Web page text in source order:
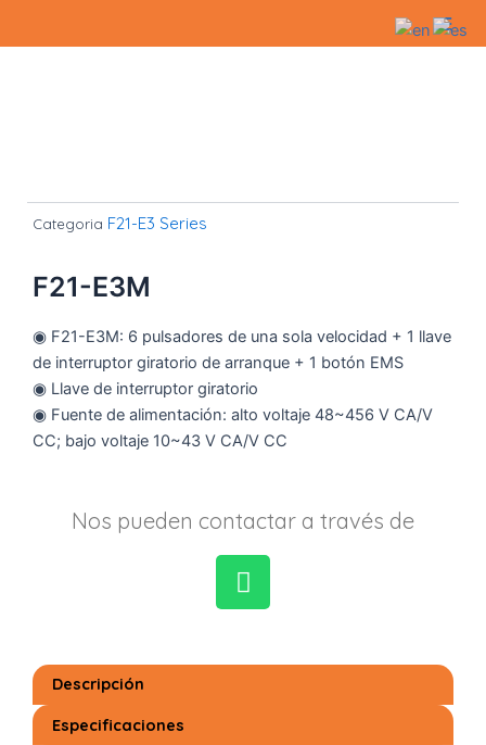
Main
Categoria F21-E3 Series
F21-E3M
◉ F21-E3M: 6 pulsadores de una sola velocidad + 1 llave
de interruptor giratorio de arranque + 1 botón EMS
◉ Llave de interruptor giratorio
◉ Fuente de alimentación: alto voltaje 48~456 V CA/V
CC; bajo voltaje 10~43 V CA/V CC
Nos pueden contactar a través de
W
a
Descripción
Especificaciones